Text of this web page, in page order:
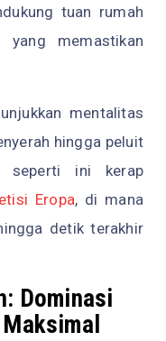
tuan rumah
memastikan
mentalitas
hingga peluit
seperti ini kerap
Eropa, di mana
detik terakhir
Dominasi